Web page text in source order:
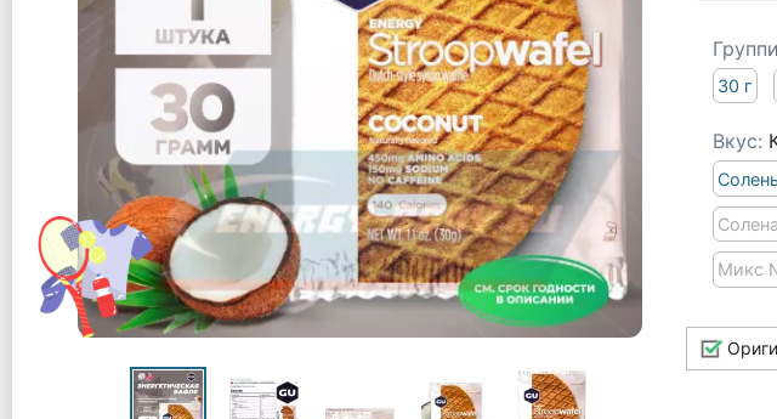
30 г
Вкус:
Микс